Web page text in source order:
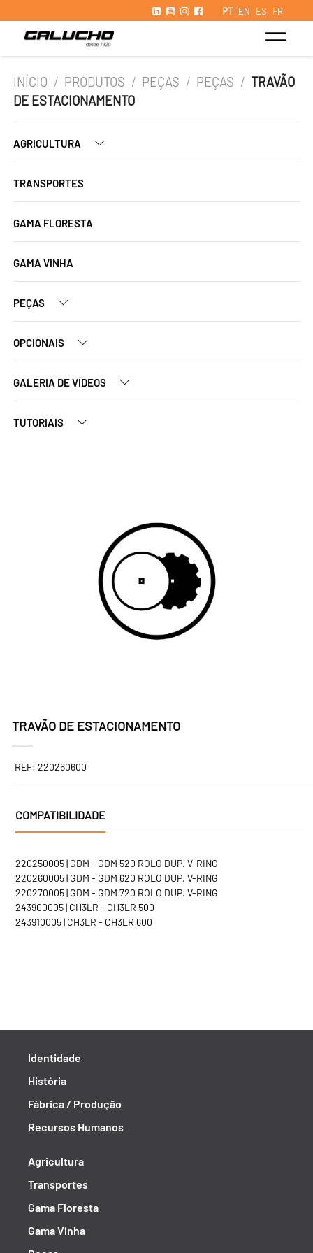
PT EN ES FR
INÍCIO / PRODUTOS / PEÇAS / PEÇAS / TRAVÃO
DE ESTACIONAMENTO
AGRICULTURA
TRANSPORTES
GAMA FLORESTA
GAMA VINHA
PEÇAS
OPCIONAIS
GALERIA DE VÍDEOS
TUTORIAIS
TRAVÃO DE ESTACIONAMENTO
REF: 220260600
COMPATIBILIDADE
220250005 | GDM - GDM 520 ROLO DUP. V-RING
220260005 | GDM - GDM 620 ROLO DUP. V-RING
220270005 | GDM - GDM 720 ROLO DUP. V-RING
243900005 | CH3LR - CH3LR 500
243910005 | CH3LR - CH3LR 600
Identidade
História
Fábrica / Produção
Recursos Humanos
Agricultura
Transportes
Gama Floresta
Gama Vinha